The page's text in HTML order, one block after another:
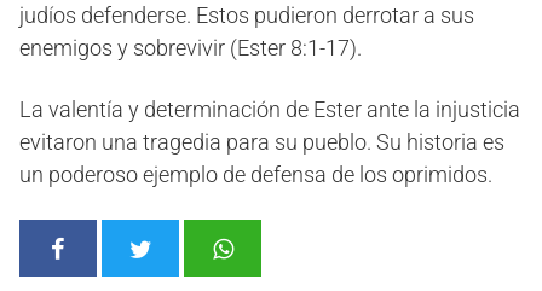
judíos defenderse. Estos pudieron derrotar a sus
enemigos y sobrevivir (Ester 8:1-17).
La valentía y determinación de Ester ante la injusticia
evitaron una tragedia para su pueblo. Su historia es
un poderoso ejemplo de defensa de los oprimidos.